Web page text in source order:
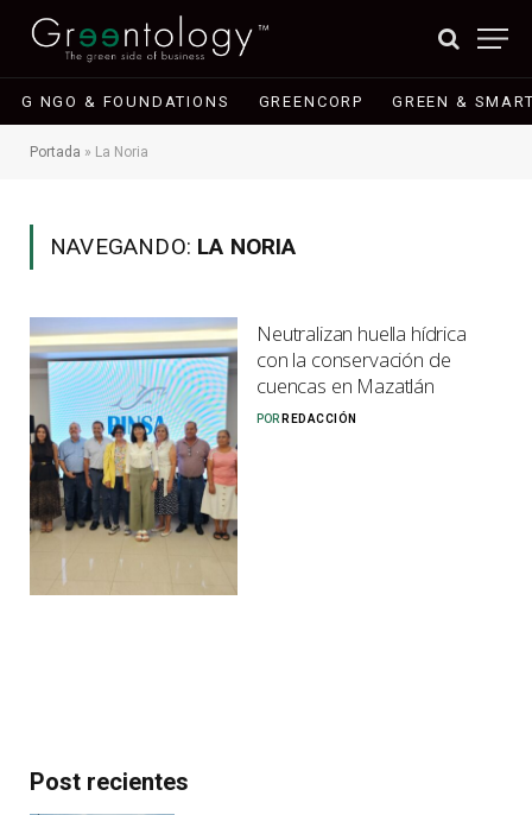
G NGO & FOUNDATIONS GREENCORP GREEN &
Portada » La Noria
NAVEGANDO: LA NORIA
Neutralizan huella hídrica
con la conservación de
cuencas en Mazatlán
POR REDACCIÓN
Post recientes